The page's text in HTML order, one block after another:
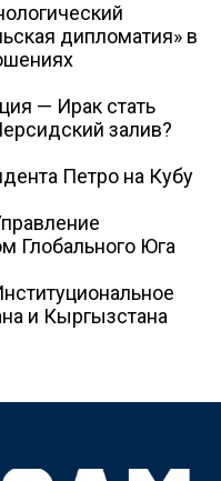
дипломатия» в
— Ирак стать
залив?
Петро на Кубу
Глобального Юга
и Кыргызстана